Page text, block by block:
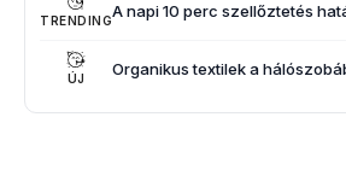
TRENDINGA napi 10 perc szellőztetés
ÚJ Organikus textilek a